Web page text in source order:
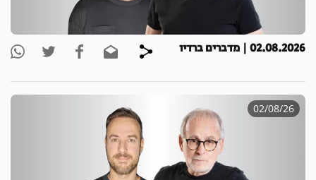
02.08.2026 | מדברים ברדיו
02/08/26